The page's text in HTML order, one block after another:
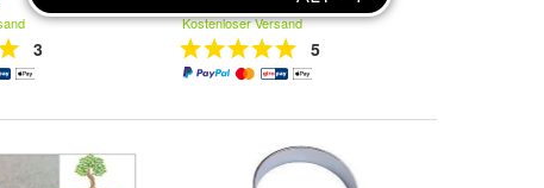
3
Kostenloser Versand
5